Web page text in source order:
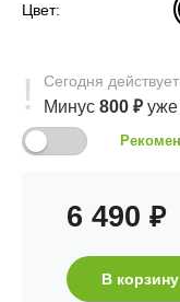
Цвет:
Сегодня действует
Минус 800 ₽
6 490 ₽
В корзину